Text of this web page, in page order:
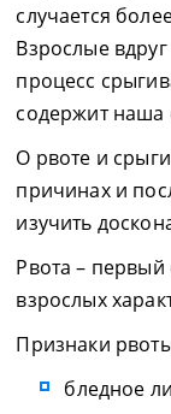
случается
Взрослые
процесс
содержит наша
О рвоте и
причинах и
изучить
Рвота –
взрослых
Признаки
бледное